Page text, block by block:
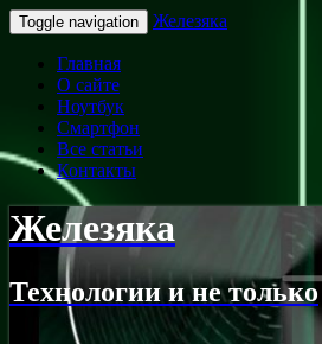
Toggle navigation Железяка
Главная
О сайте
Ноутбук
Смартфон
Все статьи
Контакты
Железяка
Технологии и не только